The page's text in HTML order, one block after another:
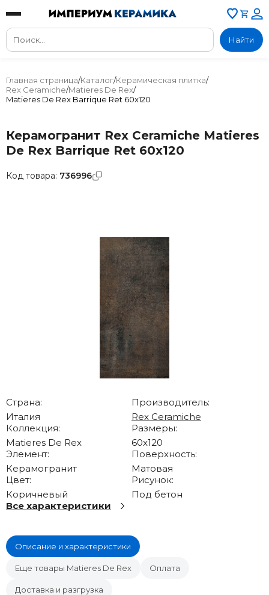
Найти
Главная страница/Каталог/Керамическая плитка/
Rex Ceramiche/Matieres De Rex/
Matieres De Rex Barrique Ret 60x120
Керамогранит Rex Ceramiche Matieres
De Rex Barrique Ret 60x120
Страна:
Италия
Производитель:
Rex Ceramiche
Коллекция:
Matieres De Rex
Размеры:
60x120
Элемент:
Керамогранит
Поверхность:
Матовая
Цвет:
Коричневый
Рисунок:
Под бетон
Все характеристики
Описание и характеристики
Еще товары Matieres De Rex Оплата
Доставка и разгрузка
Код товара: 736996